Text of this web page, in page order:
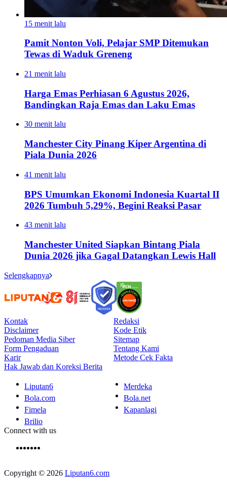
15 menit lalu
Pamit Nonton Voli, Pelajar SMP Ditemukan
Tewas di Waduk Greneng
21 menit lalu
Harga Emas Perhiasan 6 Agustus 2026,
Bandingkan Raja Emas dan Laku Emas
30 menit lalu
Manchester City Pinang Kiper Argentina di
Piala Dunia 2026
41 menit lalu
BPS Umumkan Ekonomi Indonesia Kuartal II
2026 Tumbuh 5,29%, Begini Reaksi Pasar
43 menit lalu
Manchester United Siapkan Bintang Piala
Dunia 2026 jika Gagal Datangkan Lewis Hall
Selengkapnya
Kontak
Redaksi
Disclaimer
Kode Etik
Pedoman Media Siber
Sitemap
Form Pengaduan
Tentang Kami
Karir
Metode Cek Fakta
Hak Jawab dan Koreksi Berita
Liputan6
Merdeka
Bola.com
Bola.net
Fimela
Kapanlagi
Brilio
Connect with us
Copyright © 2026 Liputan6.com